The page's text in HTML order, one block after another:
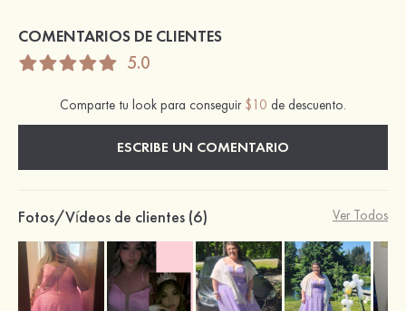
COMENTARIOS DE CLIENTES
5.0
Comparte tu look para conseguir $10 de descuento.
ESCRIBE UN COMENTARIO
Fotos/Vídeos de clientes (6) Ver Todos